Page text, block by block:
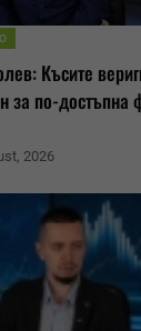
Късите
за по-достъпна
2026